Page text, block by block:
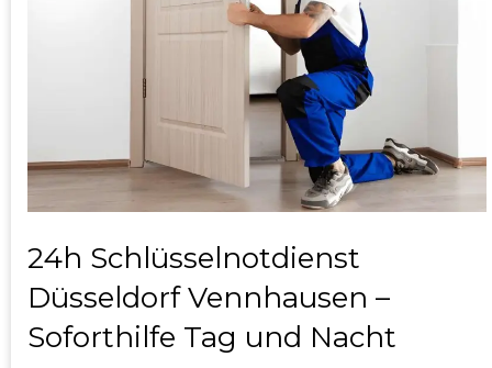
24h Schlüsselnotdienst
Düsseldorf Vennhausen –
Soforthilfe Tag und Nacht